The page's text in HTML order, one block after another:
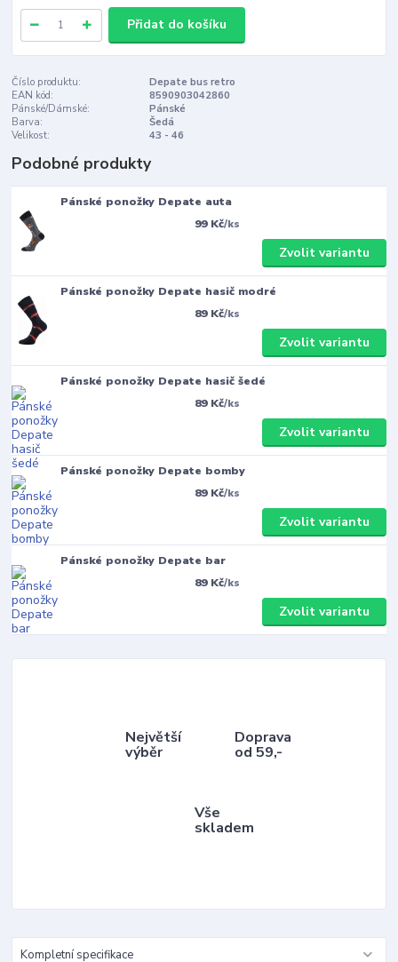
Přidat do košíku
Číslo produktu:
Depate bus retro
EAN kód:
8590903042860
Pánské/Dámské:
Pánské
Barva:
Šedá
Velikost:
43 - 46
Podobné produkty
Pánské ponožky Depate auta
99 Kč/ks
Zvolit variantu
Pánské ponožky Depate hasič modré
89 Kč/ks
Zvolit variantu
Pánské ponožky Depate hasič šedé
89 Kč/ks
Zvolit variantu
Pánské ponožky Depate bomby
89 Kč/ks
Zvolit variantu
Pánské ponožky Depate bar
89 Kč/ks
Zvolit variantu
Největší
výběr
Doprava
od 59,-
Vše
skladem
Kompletní specifikace